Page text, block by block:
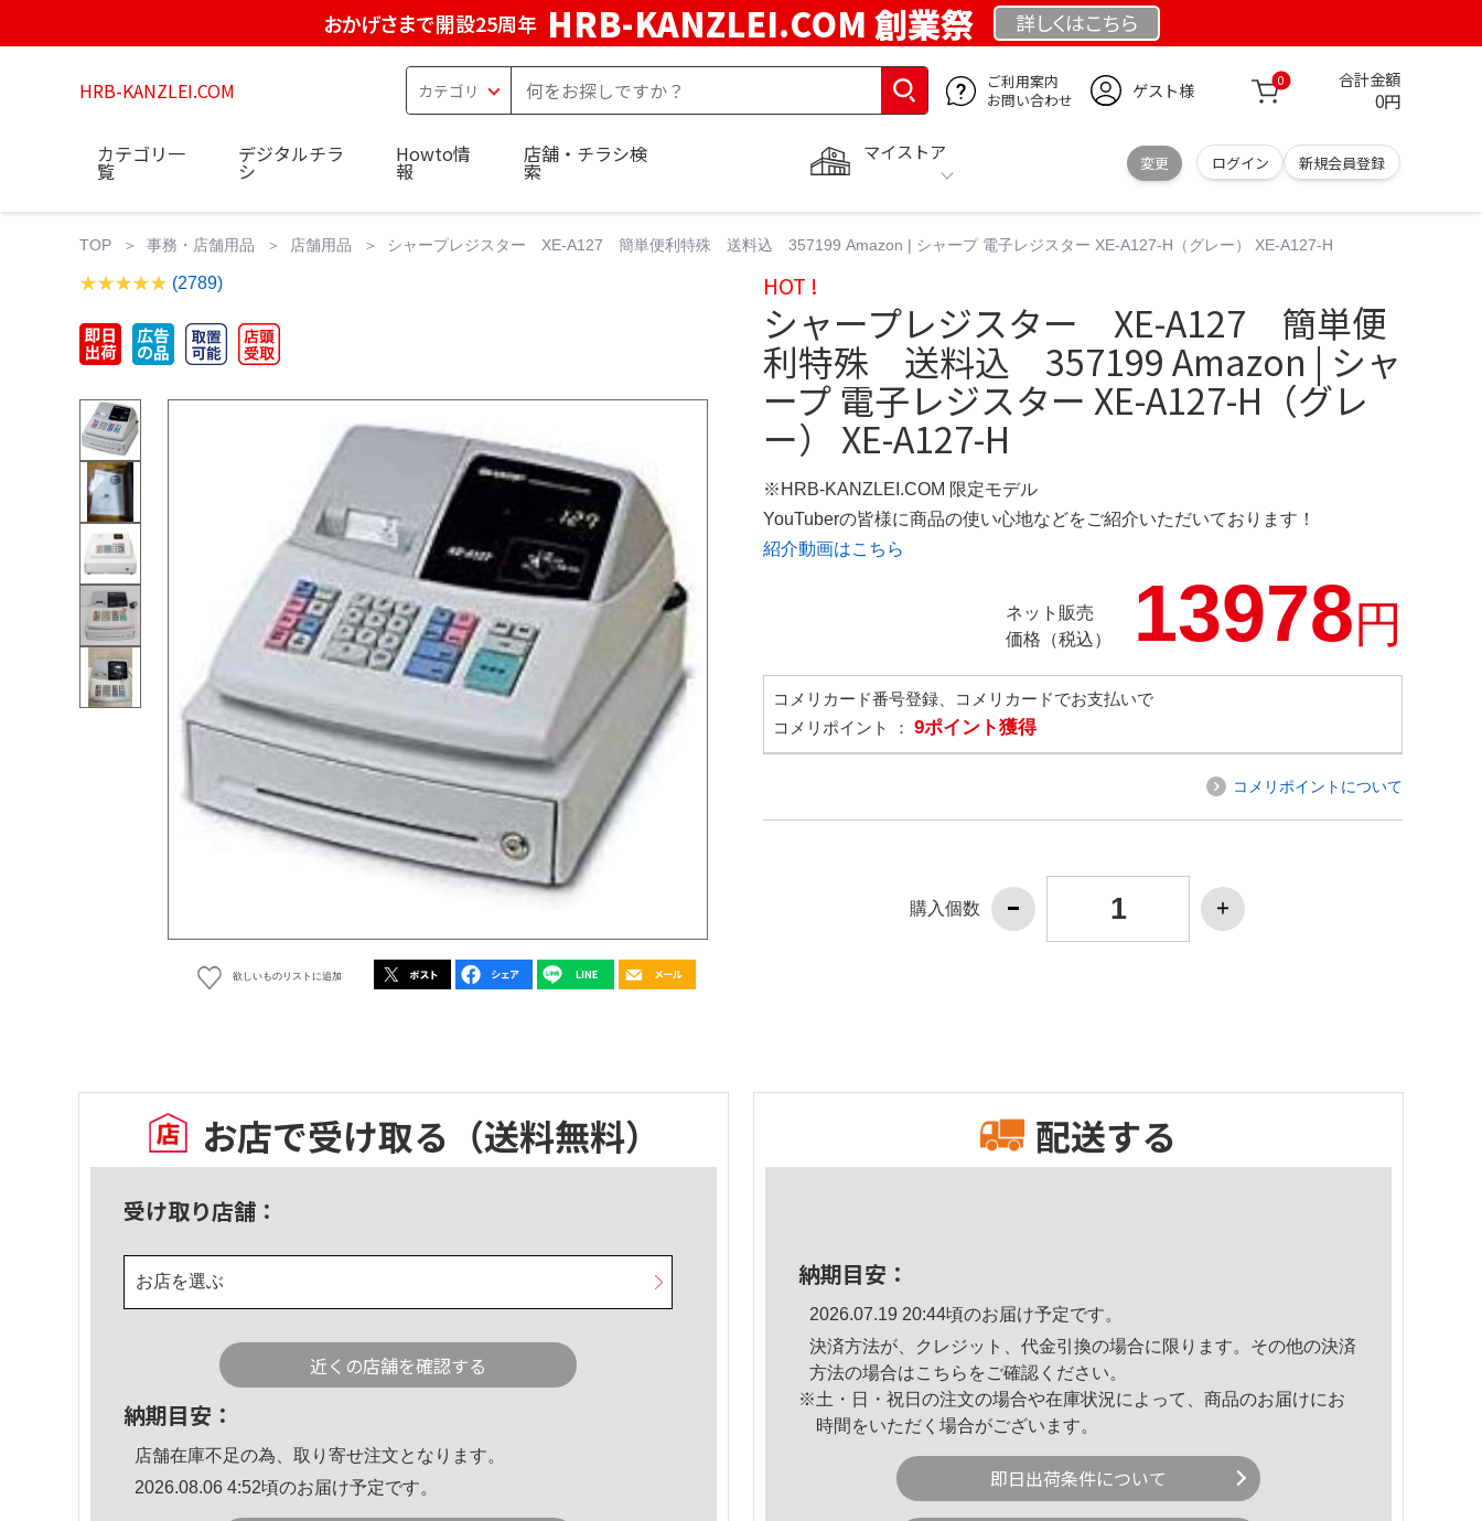
おかげさまで開設25周年 HRB-KANZLEI.COM 創業祭 詳しくはこちら
HRB-KANZLEI.COM
ご利用案内
お問い合わせ
ゲスト様 0 合計金額
0円
マイストア
変更 ログイン 新規会員登録
カテゴリ一
覧
デジタルチラ
シ
Howto情
報
店舗・チラシ検
索
TOP 事務・店舗用品 店舗用品 シャープレジスター XE-A127 簡単便利特殊 送料込 357199 Amazon | シャープ 電子レジスター XE-A127-H（グレー） XE-A127-H
(2789)
欲しいものリストに追加
HOT !
シャープレジスター XE-A127 簡単便
利特殊 送料込 357199 Amazon | シャ
ープ 電子レジスター XE-A127-H（グレ
ー） XE-A127-H
※HRB-KANZLEI.COM 限定モデル
YouTuberの皆様に商品の使い心地などをご紹介いただいております！
紹介動画はこちら
ネット販売
価格（税込）
13978円
コメリカード番号登録、コメリカードでお支払いで
コメリポイント ： 9ポイント獲得
コメリポイントについて
購入個数
お店で受け取る （送料無料）
受け取り店舗：
お店を選ぶ
近くの店舗を確認する
納期目安：
店舗在庫不足の為、取り寄せ注文となります。
2026.08.06 4:52頃のお届け予定です。
配送する
納期目安：
2026.07.19 20:44頃のお届け予定です。
決済方法が、クレジット、代金引換の場合に限ります。その他の決済
方法の場合はこちら をご確認ください。
※土・日・祝日の注文の場合や在庫状況によって、商品のお届けにお
時間をいただく場合がございます。
即日出荷条件について